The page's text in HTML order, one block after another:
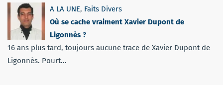
A LA UNE, Faits Divers
Où se cache vraiment Xavier Dupont de
Ligonnès ?
16 ans plus tard, toujours aucune trace de Xavier Dupont de
Ligonnès. Pourt...